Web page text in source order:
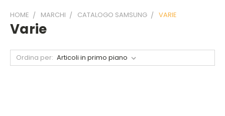
HOME MARCHI CATALOGO SAMSUNG VARIE
Varie
Ordina per: